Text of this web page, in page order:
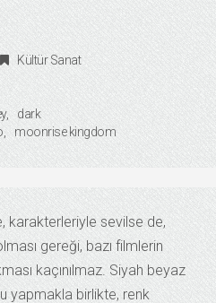
Kültür Sanat
dark
moonrise kingdom
karakterleriyle sevilse de,
gereği, bazı filmlerin
kaçınılmaz. Siyah beyaz
yapmakla birlikte, renk